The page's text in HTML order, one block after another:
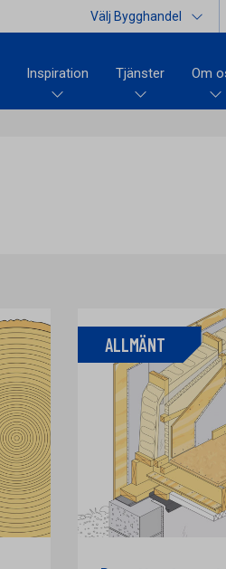
Välj Bygghandel
Inspiration Tjänster Om
ALLMÄNT